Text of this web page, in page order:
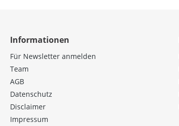
Informationen
Für Newsletter anmelden
Team
AGB
Datenschutz
Disclaimer
Impressum